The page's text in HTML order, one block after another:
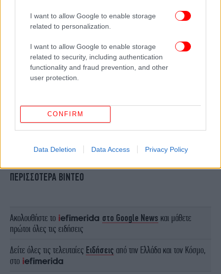
I want to allow Google to enable storage
related to personalization.
I want to allow Google to enable storage
related to security, including authentication
functionality and fraud prevention, and other
user protection.
CONFIRM
Data Deletion Data Access Privacy Policy
ΠΕΡΙΣΣΟΤΕΡΑ ΒΙΝΤΕΟ
Ακολουθήστε το στο Google News και μάθετε
πρώτοι όλες τις ειδήσεις
Δείτε όλες τις τελευταίες Ειδήσεις από την Ελλάδα και τον Κόσμο,
στο